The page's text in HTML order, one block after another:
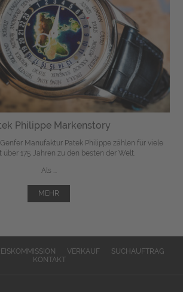
Philippe Markenstory
Manufaktur Patek Philippe zählen für viele
über 175 Jahren zu den besten der Welt.
Als ...
MEHR
VERKAUF
SUCHAUFTRAG
KONTAKT